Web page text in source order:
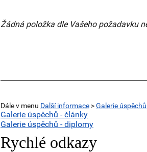
Žádná položka dle Vašeho požadavku
Dále v menu Další informace >Galerie úspěchů
Galerie úspěchů - články
Galerie úspěchů - diplomy
Rychlé odkazy